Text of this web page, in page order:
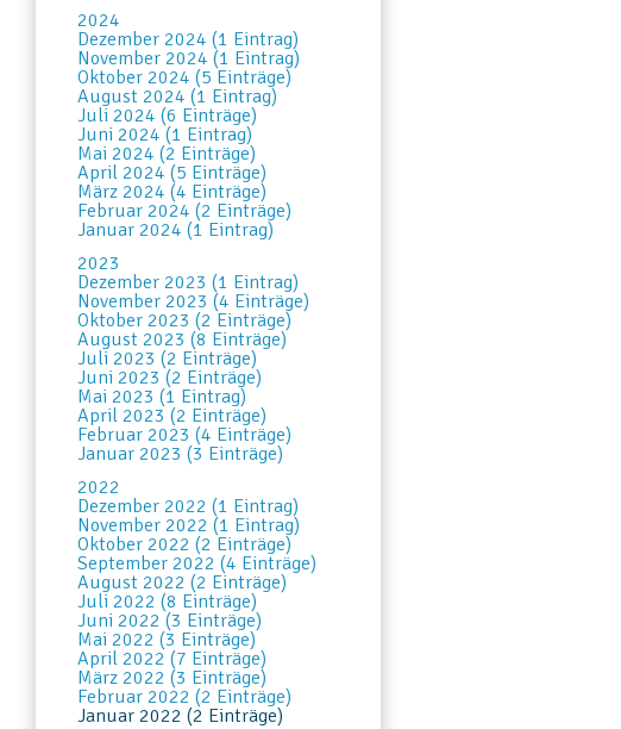
2024
Dezember 2024 (1 Eintrag)
November 2024 (1 Eintrag)
Oktober 2024 (5 Einträge)
August 2024 (1 Eintrag)
Juli 2024 (6 Einträge)
Juni 2024 (1 Eintrag)
Mai 2024 (2 Einträge)
April 2024 (5 Einträge)
März 2024 (4 Einträge)
Februar 2024 (2 Einträge)
Januar 2024 (1 Eintrag)
2023
Dezember 2023 (1 Eintrag)
November 2023 (4 Einträge)
Oktober 2023 (2 Einträge)
August 2023 (8 Einträge)
Juli 2023 (2 Einträge)
Juni 2023 (2 Einträge)
Mai 2023 (1 Eintrag)
April 2023 (2 Einträge)
Februar 2023 (4 Einträge)
Januar 2023 (3 Einträge)
2022
Dezember 2022 (1 Eintrag)
November 2022 (1 Eintrag)
Oktober 2022 (2 Einträge)
September 2022 (4 Einträge)
August 2022 (2 Einträge)
Juli 2022 (8 Einträge)
Juni 2022 (3 Einträge)
Mai 2022 (3 Einträge)
April 2022 (7 Einträge)
März 2022 (3 Einträge)
Februar 2022 (2 Einträge)
Januar 2022 (2 Einträge)